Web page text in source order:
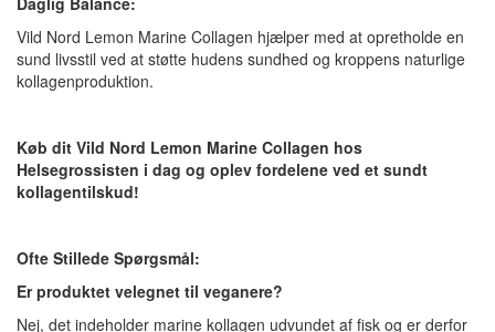
Vild Nord Lemon Marine Collagen hjælper med at opretholde en
sund livsstil ved at støtte hudens sundhed og kroppens naturlige
kollagenproduktion.
Køb dit Vild Nord Lemon Marine Collagen hos
Helsegrossisten i dag og oplev fordelene ved et sundt
kollagentilskud!
Ofte Stillede Spørgsmål:
Er produktet velegnet til veganere?
Nej, det indeholder marine kollagen udvundet af fisk og er derfor